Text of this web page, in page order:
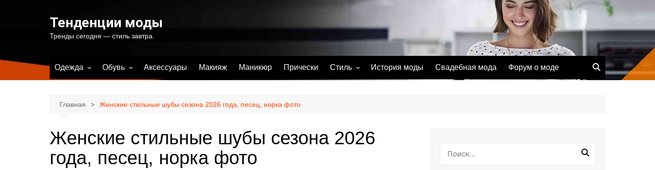
Тенденции моды
Тренды сегодня — стиль завтра.
Одежда
Летняя женская одежда
Зимняя женская одежда
пляжа
Обувь
Летняя женская обувь
Зимняя женская обувь
Аксессуары Макияж Маникюр Прически Стиль История моды Свадебная мода Форум о моде
Главная Женские стильные шубы сезона 2026 года, песец, норка фото
Женские стильные шубы сезона 2026
года, песец, норка фото